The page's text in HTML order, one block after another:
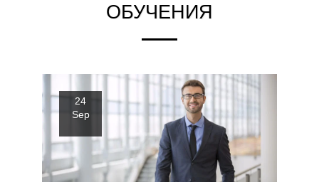
ОБУЧЕНИЯ
24
Sep